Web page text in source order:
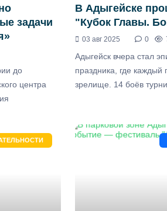
задачи
до
центра
В Адыгейске
"Кубок Главы.
03 авг 2025 0
Адыгейск вчера стал
праздника, где
зрелище. 14 боёв